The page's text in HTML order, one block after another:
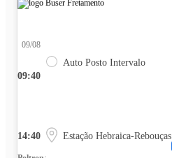
09:40
09/08
Auto Posto Intervalo
14:40 Estação Hebraica-Rebouças